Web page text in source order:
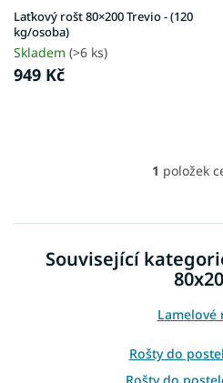
u
k
t
ů
Laťkový rošt 80×200 Trevio - (120
kg/osoba)
Skladem (>6 ks)
949 Kč
O
á
a
c
p
v
k
1 položek
Související
Lamelové
Rošty do